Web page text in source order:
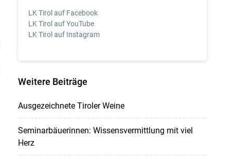
LK Tirol auf Facebook
LK Tirol auf YouTube
LK Tirol auf Instagram
Weitere Beiträge
Ausgezeichnete Tiroler Weine
Seminarbäuerinnen: Wissensvermittlung mit viel
Herz